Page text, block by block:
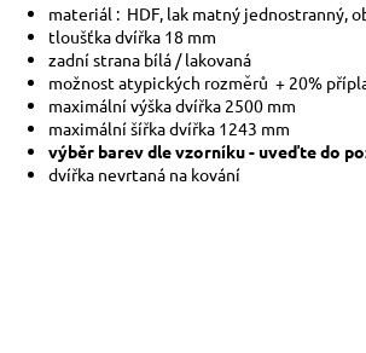
materiál : HDF, lak matný
tloušťka dvířka 18 mm
zadní strana bílá / lakovaná
možnost atypických rozměrů + 20%
maximální výška dvířka 2500 mm
maximální šířka dvířka 1243 mm
výběr barev dle vzorníku - uveďte do
dvířka nevrtaná na kování